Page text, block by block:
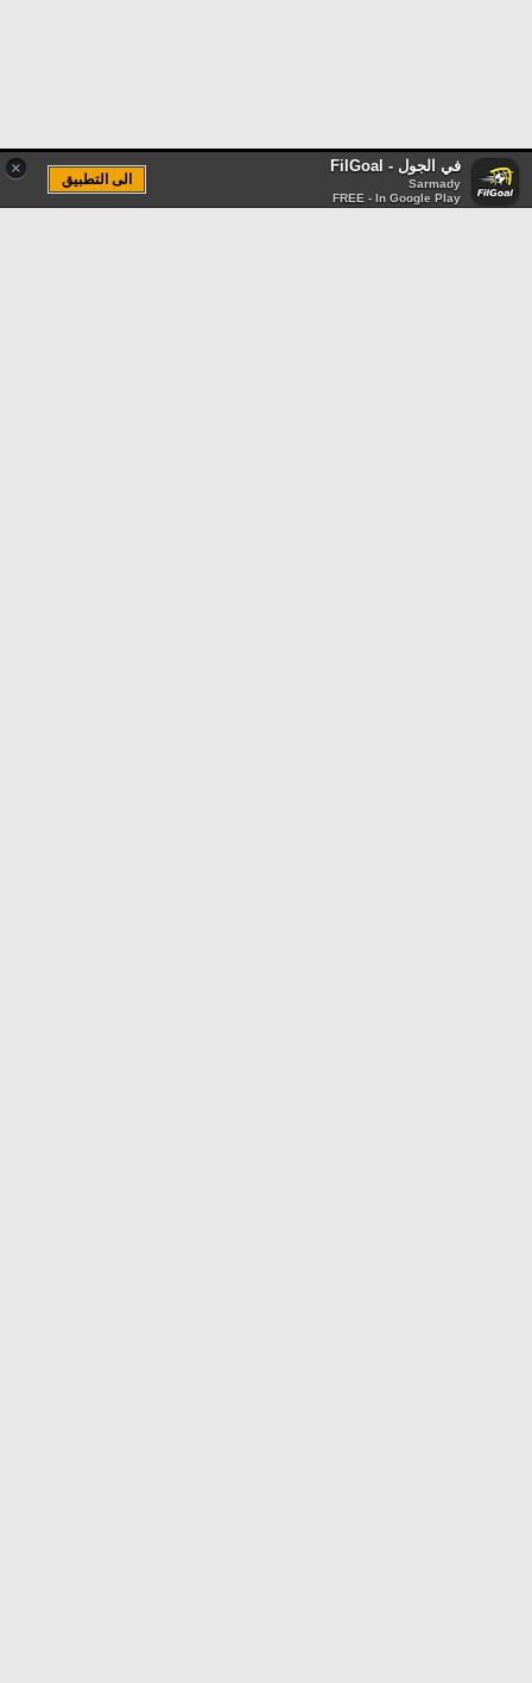
× في الجول - FilGoal
Sarmady
FREE - In Google Play
الى التطبيق